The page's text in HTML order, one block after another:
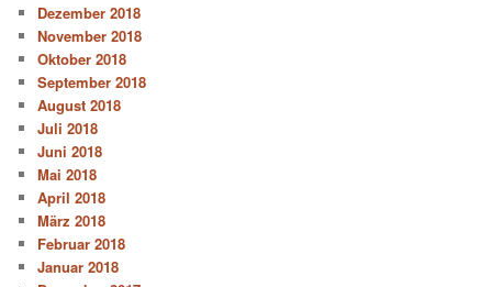
Dezember 2018
November 2018
Oktober 2018
September 2018
August 2018
Juli 2018
Juni 2018
Mai 2018
April 2018
März 2018
Februar 2018
Januar 2018